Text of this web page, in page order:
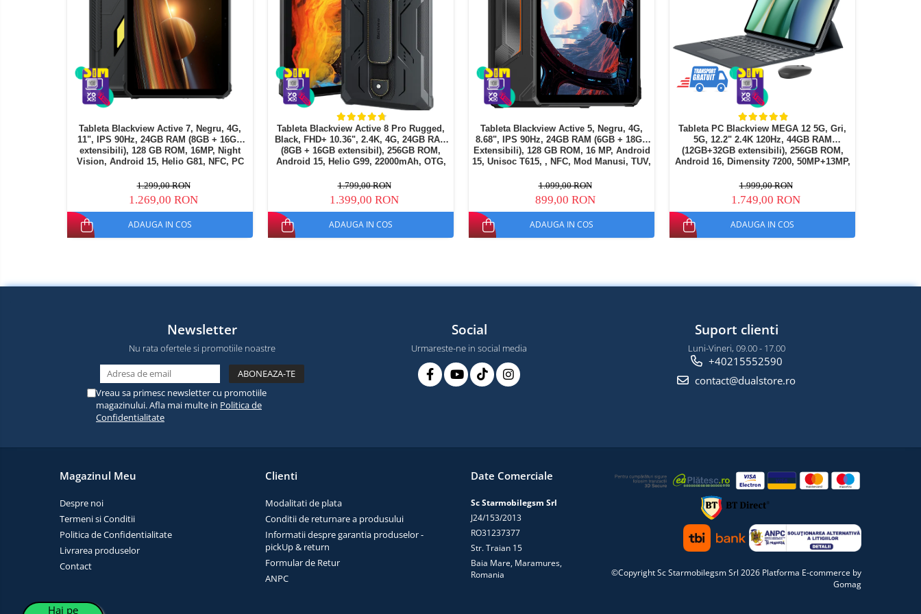
Piese si accesorii
Gadgets
Produse Ingrijire Personala
Accesorii Gadgets
Drone cu Camera
Baterii externe
Accesorii Auto
Navigații auto dedicate
Produse
Termometre
non
contact
Aspiratoare
robot,
accesorii
Tableta Blackview Active 7, Negru, 4G,
11", IPS 90Hz, 24GB RAM (8GB + 16GB
extensibili), 128 GB ROM, 16MP, Night
Vision, Android 15, Helio G81, NFC, PC
Dual SIM
1.299,00 RON
1.269,00 RON
ADAUGA IN COS
Tableta Blackview Active 8 Pro Rugged,
Black, FHD+ 10.36", 2.4K, 4G, 24GB RAM
(8GB + 16GB extensibil), 256GB ROM,
Android 15, Helio G99, 22000mAh, OTG,
1.799,00 RON
1.399,00 RON
ADAUGA IN COS
Tableta Blackview Active 5, Negru, 4G,
8.68", IPS 90Hz, 24GB RAM (6GB + 18GB
Extensibili), 128 GB ROM, 16 MP, Android
15, Unisoc T615, , NFC, Mod Manusi, TUV,
1.099,00 RON
899,00 RON
ADAUGA IN COS
Tableta PC Blackview MEGA 12 5G, Gri,
5G, 12.2" 2.4K 120Hz, 44GB RAM
(12GB+32GB extensibili), 256GB ROM,
Android 16, Dimensity 7200, 50MP+13MP,
SIM
1.999,00 RON
1.749,00 RON
ADAUGA IN COS
Newsletter
Nu rata ofertele si promotiile noastre
Vreau sa primesc newsletter cu promotiile
magazinului. Afla mai multe in Politica de
Confidentialitate
Social
Urmareste-ne in social media
Suport clienti
Luni-Vineri, 09.00 - 17.00
+40215552590
contact@dualstore.ro
Magazinul Meu
Despre noi
Termeni si Conditii
Politica de Confidentialitate
Livrarea produselor
Contact
Clienti
Modalitati de plata
Conditii de returnare a produsului
Informatii despre garantia produselor -
pickUp & return
Formular de Retur
ANPC
Date Comerciale
Sc Starmobilegsm Srl
J24/153/2013
RO31237377
Str. Traian 15
Baia Mare, Maramures,
Romania
©Copyright Sc Starmobilegsm Srl 2026 Platforma E-commerce by
Gomag
Hai pe